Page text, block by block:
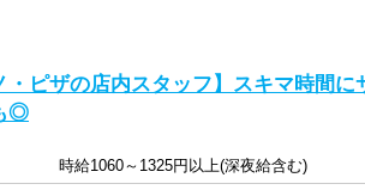
・ピザの店内スタッフ】スキマ時間
◎
時給1060～1325円以上(深夜給含む)